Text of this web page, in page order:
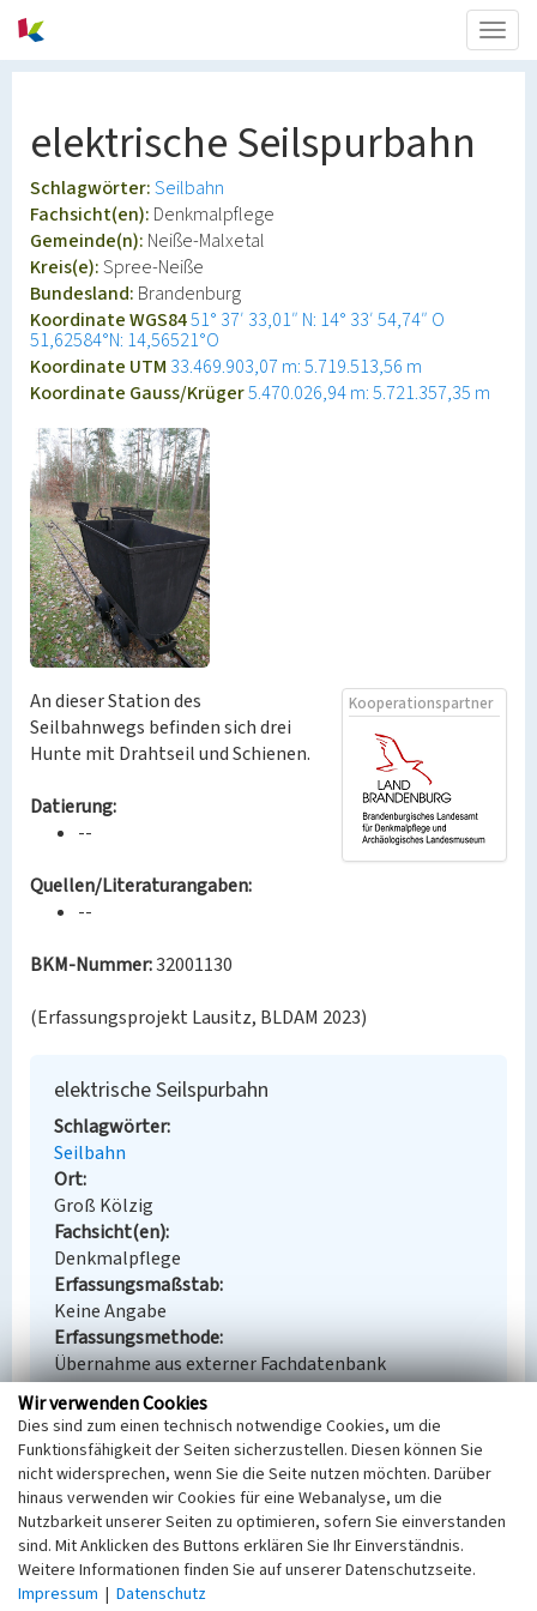
elektrische Seilspurbahn
Schlagwörter:Seilbahn
Fachsicht(en): Denkmalpflege
Gemeinde(n): Neiße-Malxetal
Kreis(e):Spree-Neiße
Bundesland: Brandenburg
Koordinate WGS8451° 37′ 33,01″ N: 14° 33′ 54,74″ O
51,62584°N: 14,56521°O
Koordinate UTM 33.469.903,07 m: 5.719.513,56 m
Koordinate Gauss/Krüger5.470.026,94 m: 5.721.357,35 m
Kooperationspartner
An dieser Station des
Seilbahnwegs befinden sich drei
Hunte mit Drahtseil und Schienen.
Datierung:
--
Quellen/Literaturangaben:
--
BKM-Nummer:32001130
(Erfassungsprojekt Lausitz, BLDAM 2023)
elektrische Seilspurbahn
Schlagwörter
Seilbahn
Ort
Groß Kölzig
Fachsicht(en)
Denkmalpflege
Erfassungsmaßstab
Keine Angabe
Erfassungsmethode
Übernahme aus externer Fachdatenbank
Empfohlene Zitierweise
Urheberrechtlicher Hinweis
Der hier präsentierte Inhalt steht unter der freien
Lizenz dl-by-de/2.0 (Namensnennung). Die
angezeigten Medien unterliegen möglicherweise
Wir verwenden Cookies
Dies sind zum einen technisch notwendige Cookies, um die
Funktionsfähigkeit der Seiten sicherzustellen. Diesen können Sie
nicht widersprechen, wenn Sie die Seite nutzen möchten. Darüber
hinaus verwenden wir Cookies für eine Webanalyse, um die
Nutzbarkeit unserer Seiten zu optimieren, sofern Sie einverstanden
sind. Mit Anklicken des Buttons erklären Sie Ihr Einverständnis.
Weitere Informationen finden Sie auf unserer Datenschutzseite.
Impressum | Datenschutz